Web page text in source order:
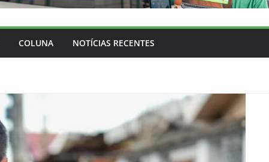
COLUNA NOTÍCIAS RECENTES